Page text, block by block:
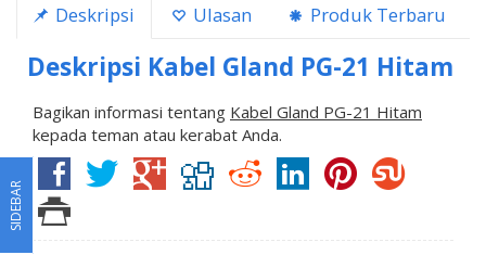
Deskripsi Ulasan Produk Terbaru
Deskripsi Kabel Gland PG-21 Hitam
Bagikan informasi tentang Kabel Gland PG-21 Hitam
kepada teman atau kerabat Anda.
SIDEBAR